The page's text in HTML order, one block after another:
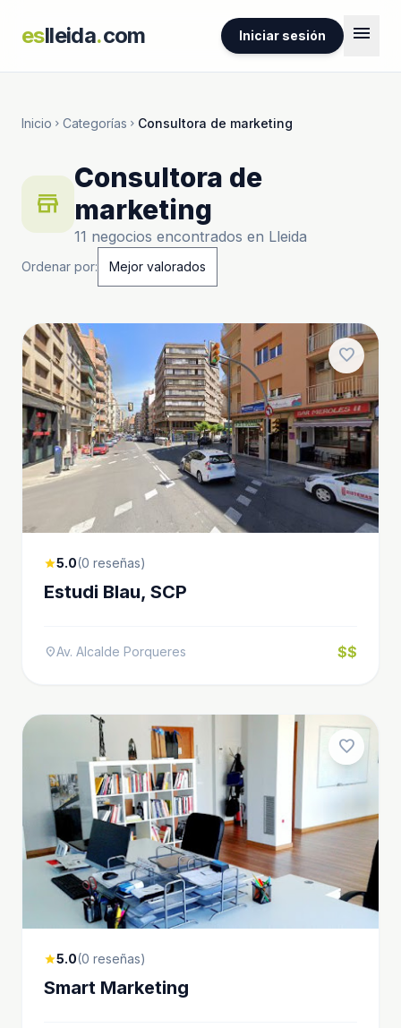
eslleida.com Iniciar sesión menu
Inicio chevron_right Categorías chevron_right Consultora de marketing
store
Consultora de
marketing
11 negocios encontrados en Lleida
Ordenar por:
favorite
star5.0(0 reseñas)
Estudi Blau, SCP
location_onAv. Alcalde Porqueres $$
favorite
star5.0(0 reseñas)
Smart Marketing